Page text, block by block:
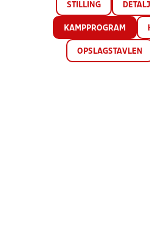
STILLING
KAMPPROGRAM
OPSLAGSTAVLEN